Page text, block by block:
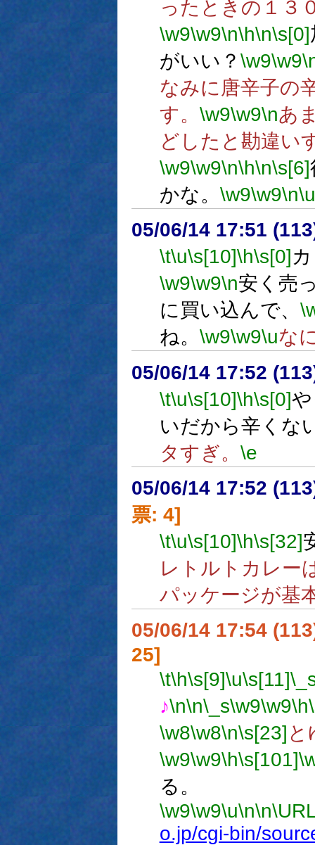
ったときの１３
\w9\w9\n\h\n\s[0]
がいい？ \w9\w9
なみに唐辛子の
す。 \w9\w9\nあ
どしたと勘違い
\w9\w9\n\h\n\s[6]
かな。 \w9\w9\n\u
05/06/14 17:51
\t\u\s[10]\h\s[0]
\w9\w9\n安く売
に買い込んで、
ね。 \w9\w9\uな
05/06/14 17:52
\t\u\s[10]\h\s[0]
いだから辛くな
タすぎ。 \e
05/06/14 17:52
票: 4]
\t\u\s[10]\h\s[32]
レトルトカレー
パッケージが基
05/06/14 17:54
25]
\t\h\s[9]\u\s[11]
♪\n\n\_s\w9\w9\h
\w8\w8\n\s[23] と
\w9\w9\h\s[101]
る。
\w9\w9\u\n\n
o.jp/cgi-bin/